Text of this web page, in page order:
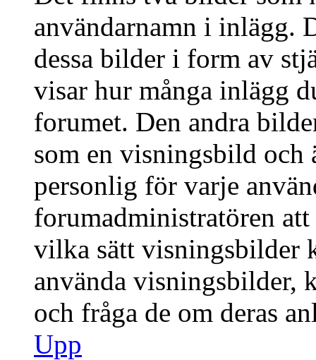
användarnamn i inlägg.
dessa bilder i form av
visar hur många inlägg
forumet. Den andra
som en visningsbild
personlig för varje
forumadministratören
vilka sätt visningsbilder
använda visningsbilder,
och fråga de om deras
Upp